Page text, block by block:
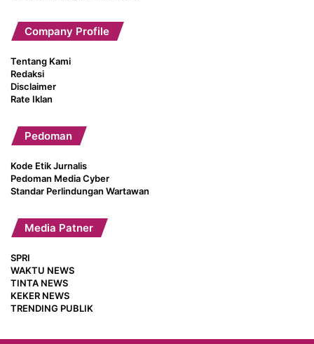
Company Profile
Tentang Kami
Redaksi
Disclaimer
Rate Iklan
Pedoman
Kode Etik Jurnalis
Pedoman Media Cyber
Standar Perlindungan Wartawan
Media Patner
SPRI
WAKTU NEWS
TINTA NEWS
KEKER NEWS
TRENDING PUBLIK